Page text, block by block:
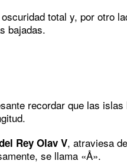
total y, por otro
bajadas.
recordar que las
Rey Olav V, atraviesa
se llama «Å».